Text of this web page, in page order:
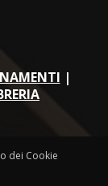
|
dei Cookie